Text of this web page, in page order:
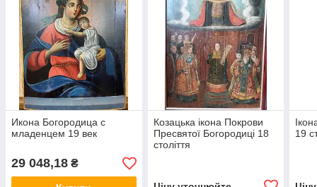
Икона Богородица с
младенцем 19 век
29 048,18 ₴
Козацька ікона Покрови
Пресвятої Богородиці 18
століття
19